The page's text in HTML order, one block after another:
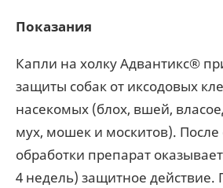
Показания
Капли на холку Адвантикс®
защиты собак от иксодовых
насекомых (блох, вшей,
мух, мошек и москитов). После
обработки препарат
4 недель) защитное действие.